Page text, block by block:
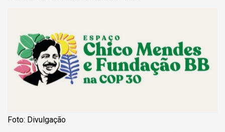
Foto: Divulgação